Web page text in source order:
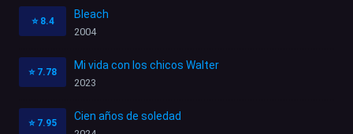
⭐ 8.4
Bleach
2004
⭐ 7.78
Mi vida con los chicos Walter
2023
⭐ 7.95
Cien años de soledad